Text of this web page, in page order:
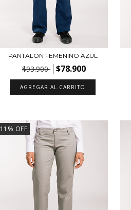
PANTALON FEMENINO AZUL
$93.900 $78.900
AGREGAR AL CARRITO
11 % OFF